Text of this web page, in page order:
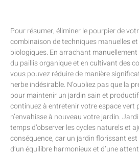
Pour résumer, éliminer le pourpier de
combinaison de techniques manuelles
biologiques. En arrachant
du paillis organique et en cultivant des
vous pouvez réduire de manière
herbe indésirable. N’oubliez pas que la
pour maintenir un jardin sain et
continuez à entretenir votre espace vert
n’envahisse à nouveau votre jardin.
temps d’observer les cycles naturels et
conséquence, car un jardin florissant
d’un équilibre harmonieux et d’une